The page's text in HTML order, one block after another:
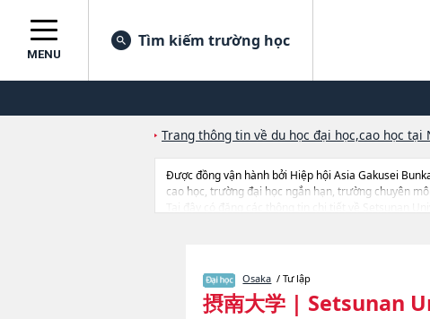
MENU
Tìm kiếm trường học
Trang thông tin về du học đại học,cao học tại
Được đồng vận hành bởi Hiệp hội Asia Gakusei
cao học, trường đại học ngắn hạn, trường chuyên
Tại đây có đăng các thông tin chi tiết về Setsunan
Osaka / Tư lập
摂南大学 | Setsunan